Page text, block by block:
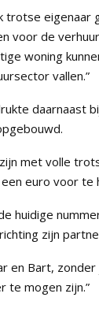
trotse
voor de
woning
vallen.”
daarnaast
met volle
euro voor te
huidige
zijn
en Bart,
te mogen zijn.”